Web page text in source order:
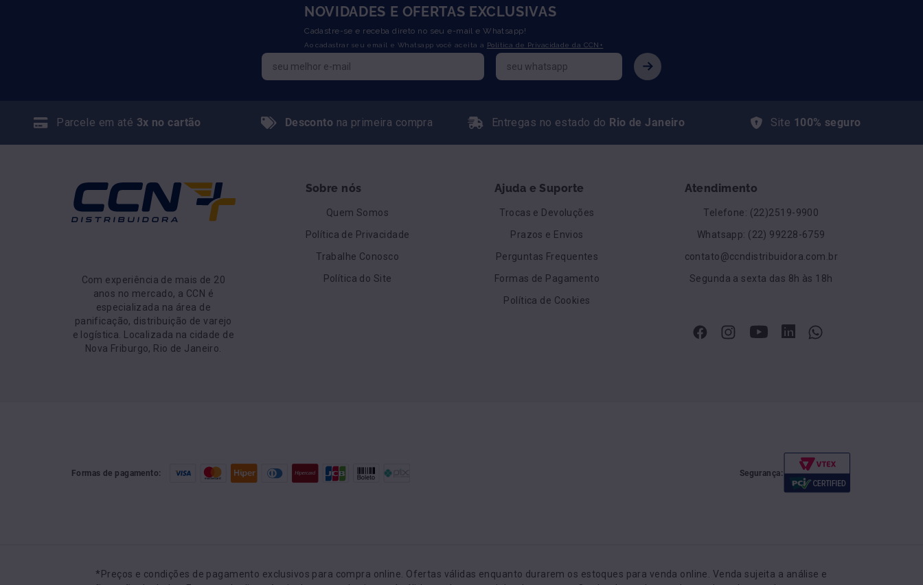
NOVIDADES E OFERTAS EXCLUSIVAS
Cadastre-se e receba direto no seu e-mail e Whatsapp!
Ao cadastrar seu email e Whatsapp você aceita a Política de Privacidade da CCN+
Parcele em até 3x no cartão Desconto na primeira compra Entregas no estado do Rio de Janeiro Site 100% seguro
Com experiência de mais de 20
anos no mercado, a CCN é
especializada na área de
panificação, distribuição de varejo
e logística. Localizada na cidade de
Nova Friburgo, Rio de Janeiro.
Sobre nós
Quem Somos
Política de Privacidade
Trabalhe Conosco
Política do Site
Ajuda e Suporte
Trocas e Devoluções
Prazos e Envios
Perguntas Frequentes
Formas de Pagamento
Política de Cookies
Atendimento
Telefone: (22)2519-9900
Whatsapp: (22) 99228-6759
contato@ccndistribuidora.com.br
Segunda a sexta das 8h às 18h
Formas de pagamento: Segurança:
Preços e condições de pagamento exclusivos para compra online. Ofertas válidas enquanto durarem os estoques para venda online. Venda sujeita a análise e